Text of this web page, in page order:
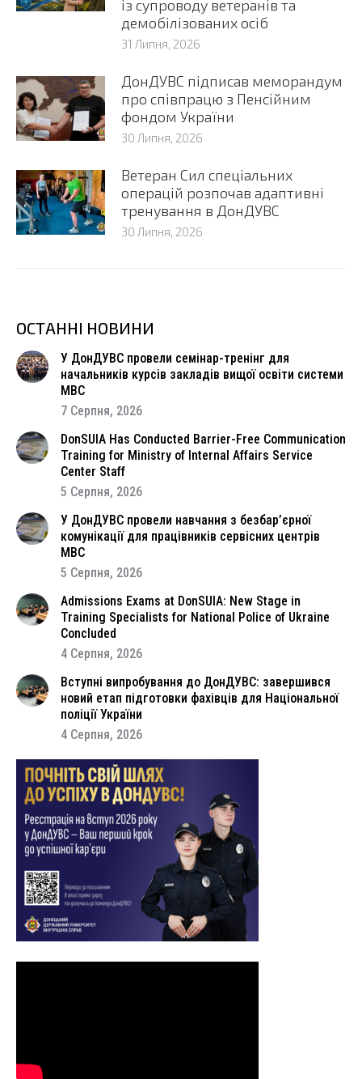
із супроводу ветеранів та
демобілізованих осіб
31 Липня, 2026
ДонДУВС підписав меморандум
про співпрацю з Пенсійним
фондом України
30 Липня, 2026
Ветеран Сил спеціальних
операцій розпочав адаптивні
тренування в ДонДУВС
30 Липня, 2026
ОСТАННІ НОВИНИ
У ДонДУВС провели семінар-тренінг для
начальників курсів закладів вищої освіти системи
МВС
7 Серпня, 2026
DonSUIA Has Conducted Barrier-Free Communication
Training for Ministry of Internal Affairs Service
Center Staff
5 Серпня, 2026
У ДонДУВС провели навчання з безбар’єрної
комунікації для працівників сервісних центрів
МВС
5 Серпня, 2026
Admissions Exams at DonSUIA: New Stage in
Training Specialists for National Police of Ukraine
Concluded
4 Серпня, 2026
Вступні випробування до ДонДУВС: завершився
новий етап підготовки фахівців для Національної
поліції України
4 Серпня, 2026